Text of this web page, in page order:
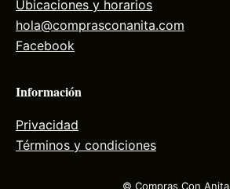
Ubicaciones y horarios
hola@comprasconanita.com
Facebook
Información
Privacidad
Términos y condiciones
© Compras Con Anita